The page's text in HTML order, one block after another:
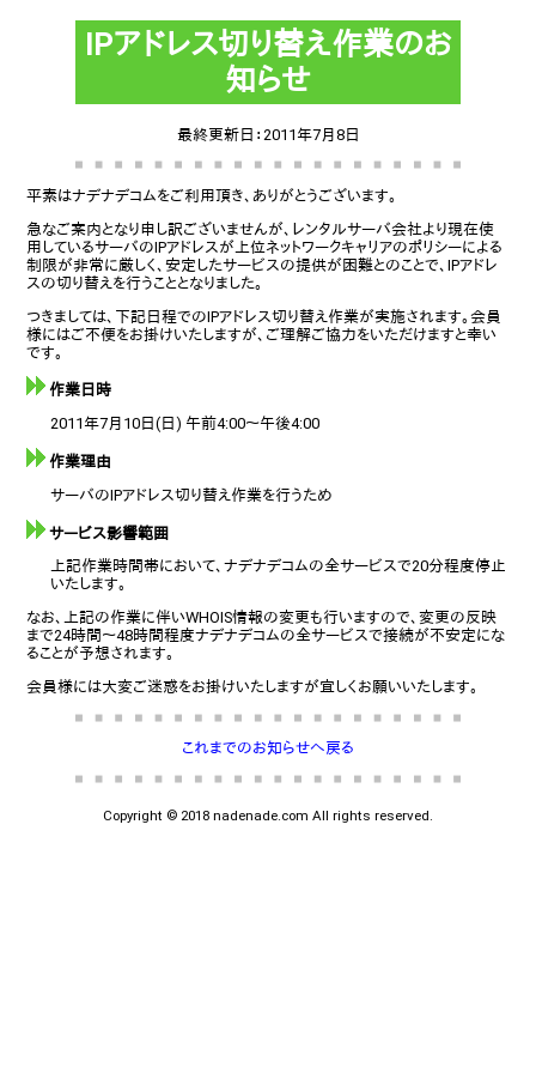
IPアドレス切り替え作業のお
知らせ
最終更新日：2011年7月8日
平素はナデナデコムをご利用頂き、ありがとうございます。
急なご案内となり申し訳ございませんが、レンタルサーバ会社より現在使
用しているサーバのIPアドレスが上位ネットワークキャリアのポリシーによる
制限が非常に厳しく、安定したサービスの提供が困難とのことで、IPアドレ
スの切り替えを行うこととなりました。
つきましては、下記日程でのIPアドレス切り替え作業が実施されます。会員
様にはご不便をお掛けいたしますが、ご理解ご協力をいただけますと幸い
です。
作業日時
2011年7月10日(日) 午前4:00～午後4:00
作業理由
サーバのIPアドレス切り替え作業を行うため
サービス影響範囲
上記作業時間帯において、ナデナデコムの全サービスで20分程度停止
いたします。
なお、上記の作業に伴いWHOIS情報の変更も行いますので、変更の反映
まで24時間～48時間程度ナデナデコムの全サービスで接続が不安定にな
ることが予想されます。
会員様には大変ご迷惑をお掛けいたしますが宜しくお願いいたします。
これまでのお知らせへ戻る
Copyright © 2018 nadenade.com All rights reserved.